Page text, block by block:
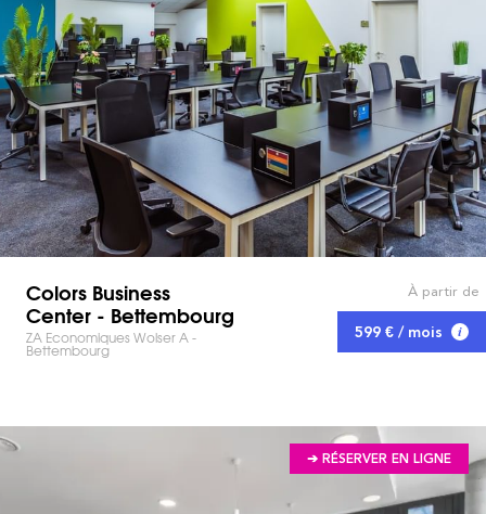
Colors Business
Center - Bettembourg
ZA Economiques Wolser A -
Bettembourg
À partir de
599 € / mois
➔ RÉSERVER EN LIGNE